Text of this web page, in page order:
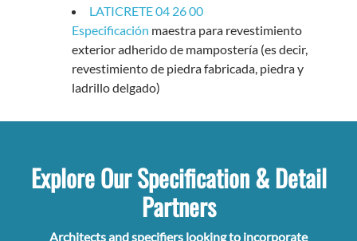
LATICRETE 04 26 00
Especificación maestra para revestimiento
exterior adherido de mampostería (es decir,
revestimiento de piedra fabricada, piedra y
ladrillo delgado)
Explore Our Specification & Detail
Partners
Architects and specifiers looking to incorporate